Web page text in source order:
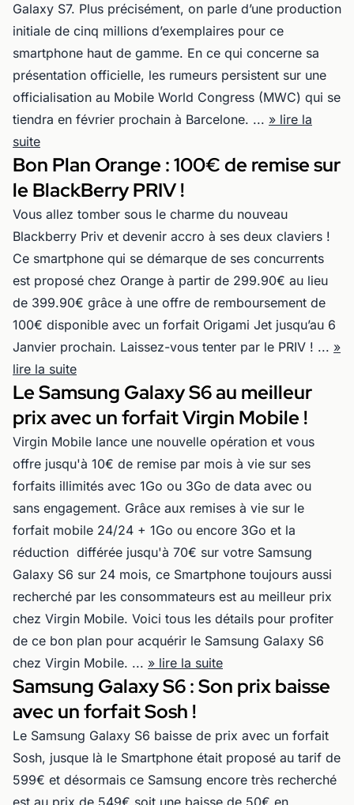
Galaxy S7. Plus précisément, on parle d’une production
initiale de cinq millions d’exemplaires pour ce
smartphone haut de gamme. En ce qui concerne sa
présentation officielle, les rumeurs persistent sur une
officialisation au Mobile World Congress (MWC) qui se
tiendra en février prochain à Barcelone. ... » lire la
suite
Bon Plan Orange : 100€ de remise sur
le BlackBerry PRIV !
Vous allez tomber sous le charme du nouveau
Blackberry Priv et devenir accro à ses deux claviers !
Ce smartphone qui se démarque de ses concurrents
est proposé chez Orange à partir de 299.90€ au lieu
de 399.90€ grâce à une offre de remboursement de
100€ disponible avec un forfait Origami Jet jusqu’au 6
Janvier prochain. Laissez-vous tenter par le PRIV ! ... »
lire la suite
Le Samsung Galaxy S6 au meilleur
prix avec un forfait Virgin Mobile !
Virgin Mobile lance une nouvelle opération et vous
offre jusqu'à 10€ de remise par mois à vie sur ses
forfaits illimités avec 1Go ou 3Go de data avec ou
sans engagement. Grâce aux remises à vie sur le
forfait mobile 24/24 + 1Go ou encore 3Go et la
réduction différée jusqu'à 70€ sur votre Samsung
Galaxy S6 sur 24 mois, ce Smartphone toujours aussi
recherché par les consommateurs est au meilleur prix
chez Virgin Mobile. Voici tous les détails pour profiter
de ce bon plan pour acquérir le Samsung Galaxy S6
chez Virgin Mobile. ... » lire la suite
Samsung Galaxy S6 : Son prix baisse
avec un forfait Sosh !
Le Samsung Galaxy S6 baisse de prix avec un forfait
Sosh, jusque là le Smartphone était proposé au tarif de
599€ et désormais ce Samsung encore très recherché